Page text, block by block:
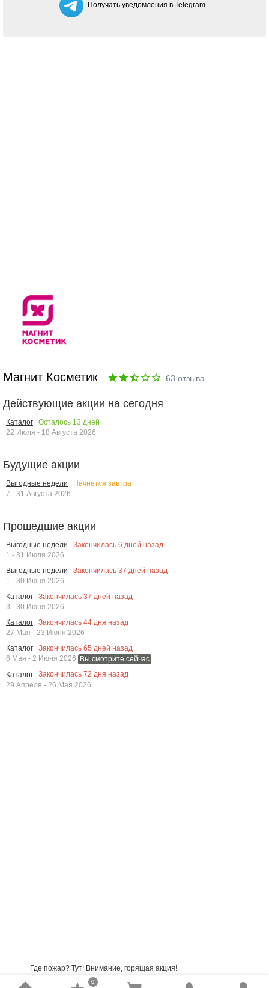
Получать уведомления в Telegram
Магнит Косметик 63 отзыва
Действующие акции на сегодня
Каталог Осталось 13 дней
22 Июля - 18 Августа 2026
Будущие акции
Выгодные недели
Начнется завтра
7 - 31 Августа 2026
Прошедшие акции
Выгодные недели Закончилась 6 дней назад
1 - 31 Июля 2026
Выгодные недели
Закончилась 37 дней назад
1 - 30 Июня 2026
Каталог
Закончилась 37 дней назад
3 - 30 Июня 2026
Каталог
Закончилась 44 дня назад
27 Мая - 23 Июня 2026
Каталог
Закончилась 65 дней назад
6 Мая - 2 Июня 2026 Вы смотрите сейчас
Каталог
Закончилась 72 дня назад
29 Апреля - 26 Мая 2026
Где пожар? Тут! Внимание, горящая акция!
Если Вы здесь, значит, Вас интересуют скидки
0